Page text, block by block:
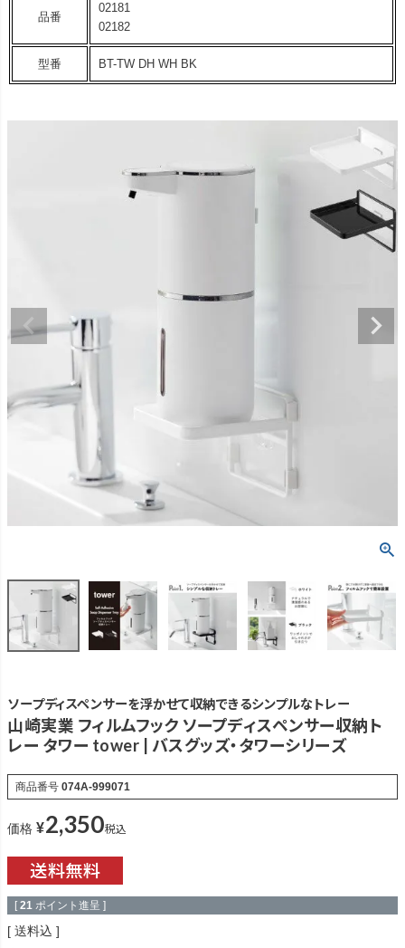
品番
02181
02182
型番 BT-TW DH WH BK
ソープディスペンサーを浮かせて収納できるシンプルなトレー
山崎実業 フィルムフック ソープディスペンサー収納ト
レー タワー tower | バスグッズ・タワーシリーズ
商品番号 074A-999071
価格 ¥2,350税込
[ 21 ポイント進呈 ]
送料込